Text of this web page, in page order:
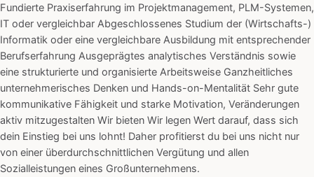
Fundierte Praxiserfahrung im Projektmanagement, PLM-Systemen,
IT oder vergleichbar Abgeschlossenes Studium der (Wirtschafts-)
Informatik oder eine vergleichbare Ausbildung mit entsprechender
Berufserfahrung Ausgeprägtes analytisches Verständnis sowie
eine strukturierte und organisierte Arbeitsweise Ganzheitliches
unternehmerisches Denken und Hands-on-Mentalität Sehr gute
kommunikative Fähigkeit und starke Motivation, Veränderungen
aktiv mitzugestalten Wir bieten Wir legen Wert darauf, dass sich
dein Einstieg bei uns lohnt! Daher profitierst du bei uns nicht nur
von einer überdurchschnittlichen Vergütung und allen
Sozialleistungen eines Großunternehmens.